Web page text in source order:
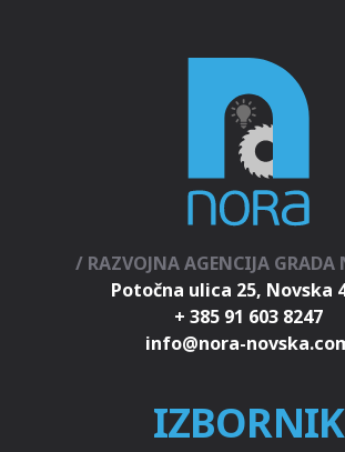
/ RAZVOJNA AGENCIJA GRADA
Potočna ulica 25, Novska
+ 385 91 603 8247
IZBORNIK